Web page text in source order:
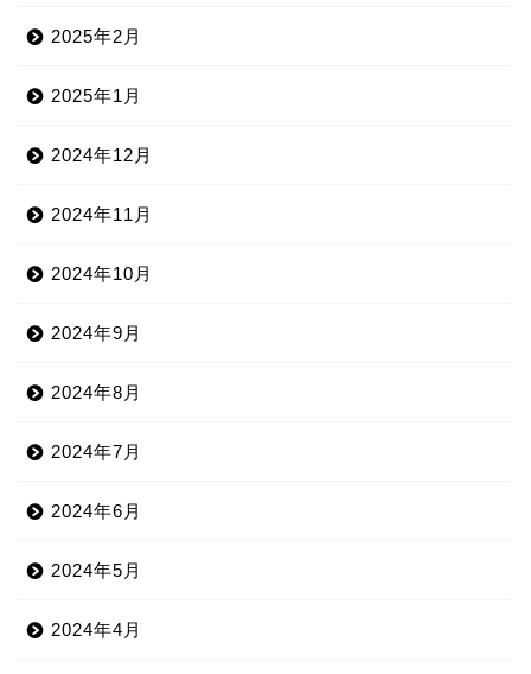
2025年2月
2025年1月
2024年12月
2024年11月
2024年10月
2024年9月
2024年8月
2024年7月
2024年6月
2024年5月
2024年4月